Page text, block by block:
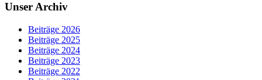
Unser Archiv
Beiträge 2026
Beiträge 2025
Beiträge 2024
Beiträge 2023
Beiträge 2022